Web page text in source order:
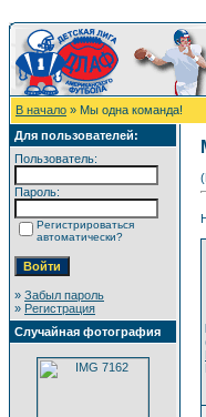
В начало » Мы одна команда!
Для пользователей:
Пользователь:
Пароль:
Регистрироваться
автоматически?
» Забыл пароль
» Регистрация
Случайная фотография